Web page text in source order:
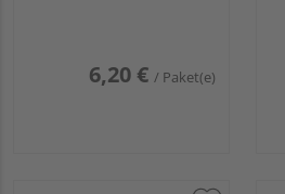
6,20 € / Paket(e)